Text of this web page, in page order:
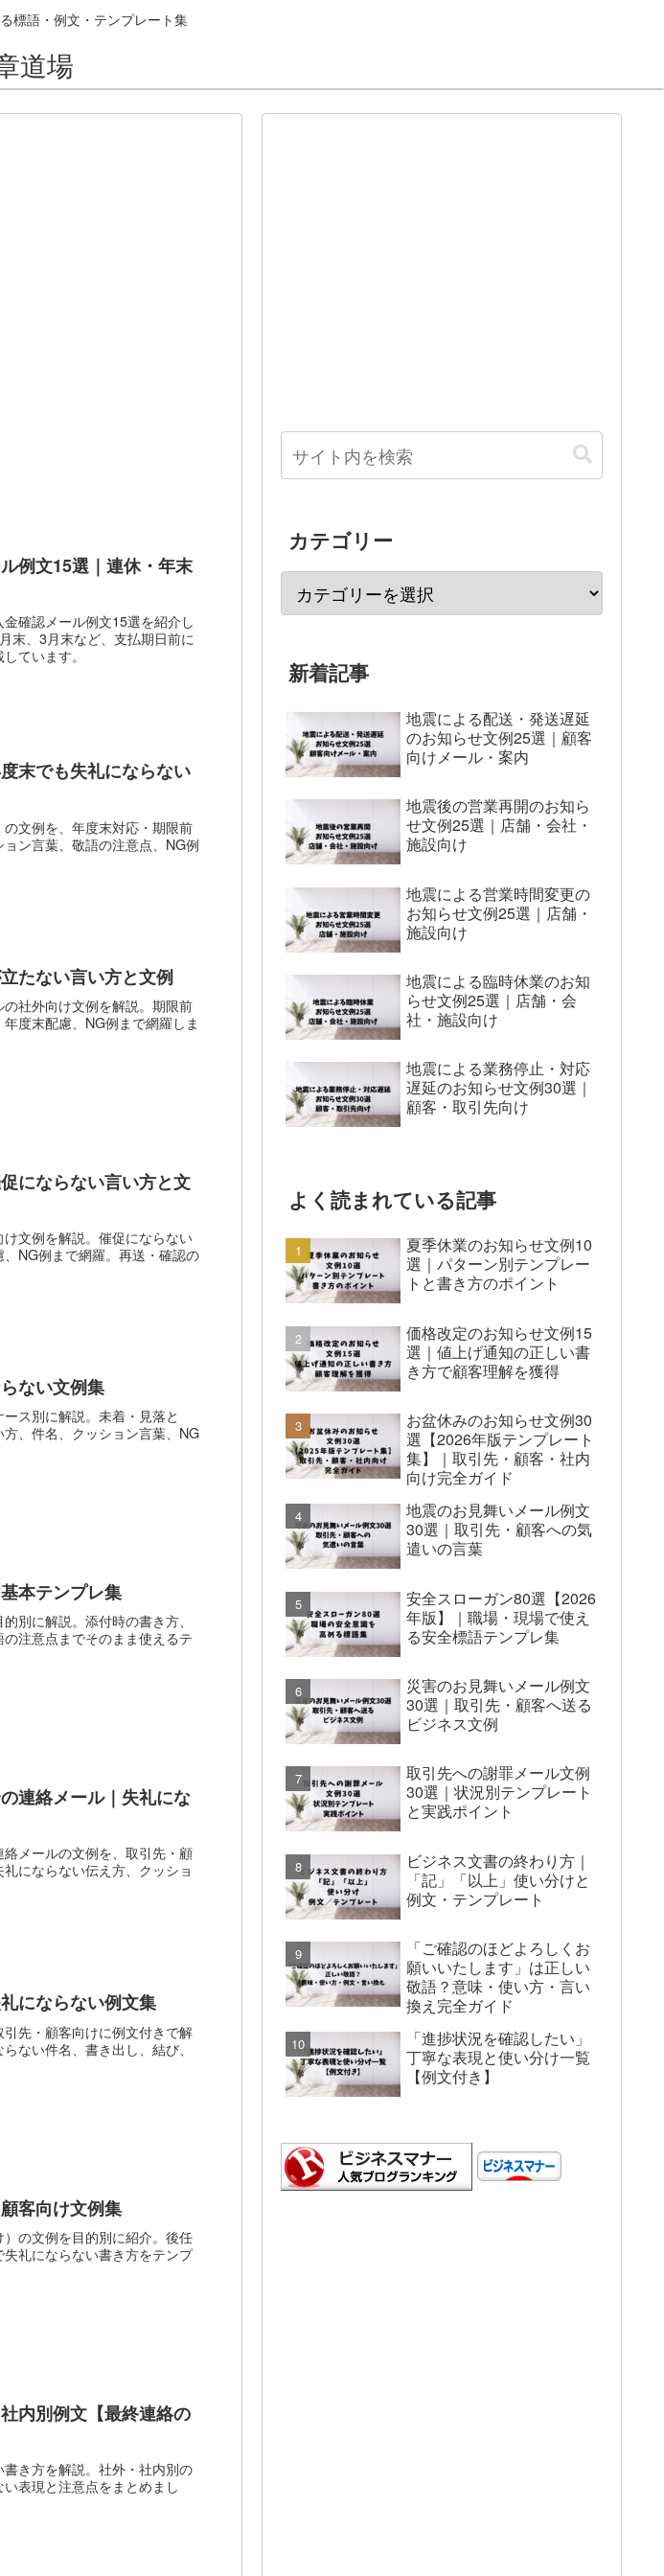
標語・例文・テンプレート集
道場
例文15選｜連休・年末
確認メール例文15選を紹介し
末、3月末など、支払期日前に
ています。
末でも失礼にならない
文例を、年度末対応・期限前
ン言葉、敬語の注意点、NG例
たない言い方と文例
社外向け文例を解説。期限前
度末配慮、NG例まで網羅しま
にならない言い方と文
文例を解説。催促にならない
NG例まで網羅。再送・確認の
ない文例集
ス別に解説。未着・見落と
、件名、クッション言葉、NG
本テンプレ集
別に解説。添付時の書き方、
注意点までそのまま使えるテ
連絡メール｜失礼にな
メールの文例を、取引先・顧
にならない伝え方、クッショ
にならない例文集
先・顧客向けに例文付きで解
ない件名、書き出し、結び、
客向け文例集
の文例を目的別に紹介。後任
礼にならない書き方をテンプ
内別例文【最終連絡の
き方を解説。社外・社内別の
表現と注意点をまとめまし
カテゴリー
新着記事
地震による配送・発送遅延
のお知らせ文例25選｜顧客
向けメール・案内
地震後の営業再開のお知ら
せ文例25選｜店舗・会社・
施設向け
地震による営業時間変更の
お知らせ文例25選｜店舗・
施設向け
地震による臨時休業のお知
らせ文例25選｜店舗・会
社・施設向け
地震による業務停止・対応
遅延のお知らせ文例30選｜
顧客・取引先向け
よく読まれている記事
夏季休業のお知らせ文例10
選｜パターン別テンプレー
トと書き方のポイント
価格改定のお知らせ文例15
選｜値上げ通知の正しい書
き方で顧客理解を獲得
お盆休みのお知らせ文例30
選【2026年版テンプレート
集】｜取引先・顧客・社内
向け完全ガイド
地震のお見舞いメール例文
30選｜取引先・顧客への気
遣いの言葉
安全スローガン80選【2026
年版】｜職場・現場で使え
る安全標語テンプレ集
災害のお見舞いメール例文
30選｜取引先・顧客へ送る
ビジネス文例
取引先への謝罪メール文例
30選｜状況別テンプレート
と実践ポイント
ビジネス文書の終わり方｜
「記」「以上」使い分けと
例文・テンプレート
「ご確認のほどよろしくお
願いいたします」は正しい
敬語？意味・使い方・言い
換え完全ガイド
「進捗状況を確認したい」
丁寧な表現と使い分け一覧
【例文付き】